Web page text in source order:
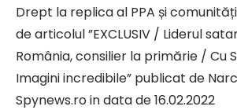
Drept la replica al PPA și
de articolul ”EXCLUSIV / Liderul
România, consilier la primărie / Cu
Imagini incredibile” publicat de
Spynews.ro in data de 16.02.2022